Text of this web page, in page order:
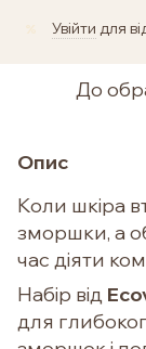
Увійти для
До
Опис
Коли шкіра
зморшки, а
час діяти
Набір від
для